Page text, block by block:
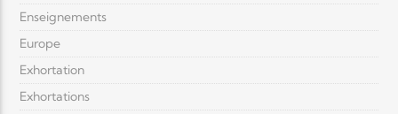
Enseignements
Europe
Exhortation
Exhortations